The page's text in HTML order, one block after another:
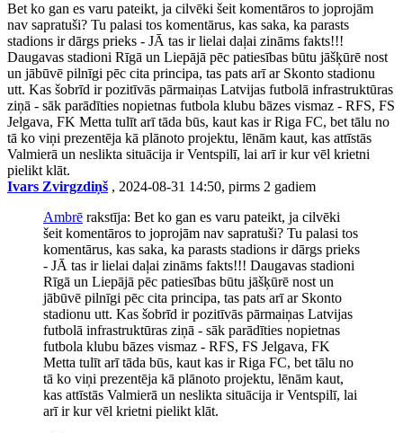
Bet ko gan es varu pateikt, ja cilvēki šeit komentāros to joprojām
nav sapratuši? Tu palasi tos komentārus, kas saka, ka parasts
stadions ir dārgs prieks - JĀ tas ir lielai daļai zināms fakts!!!
Daugavas stadioni Rīgā un Liepājā pēc patiesības būtu jāšķūrē nost
un jābūvē pilnīgi pēc cita principa, tas pats arī ar Skonto stadionu
utt. Kas šobrīd ir pozitīvās pārmaiņas Latvijas futbolā infrastruktūras
ziņā - sāk parādīties nopietnas futbola klubu bāzes vismaz - RFS, FS
Jelgava, FK Metta tulīt arī tāda būs, kaut kas ir Riga FC, bet tālu no
tā ko viņi prezentēja kā plānoto projektu, lēnām kaut, kas attīstās
Valmierā un neslikta situācija ir Ventspilī, lai arī ir kur vēl krietni
pielikt klāt.
Ivars Zvirgzdiņš , 2024-08-31 14:50, pirms 2 gadiem
Ambrē rakstīja: Bet ko gan es varu pateikt, ja cilvēki
šeit komentāros to joprojām nav sapratuši? Tu palasi tos
komentārus, kas saka, ka parasts stadions ir dārgs prieks
- JĀ tas ir lielai daļai zināms fakts!!! Daugavas stadioni
Rīgā un Liepājā pēc patiesības būtu jāšķūrē nost un
jābūvē pilnīgi pēc cita principa, tas pats arī ar Skonto
stadionu utt. Kas šobrīd ir pozitīvās pārmaiņas Latvijas
futbolā infrastruktūras ziņā - sāk parādīties nopietnas
futbola klubu bāzes vismaz - RFS, FS Jelgava, FK
Metta tulīt arī tāda būs, kaut kas ir Riga FC, bet tālu no
tā ko viņi prezentēja kā plānoto projektu, lēnām kaut,
kas attīstās Valmierā un neslikta situācija ir Ventspilī, lai
arī ir kur vēl krietni pielikt klāt.